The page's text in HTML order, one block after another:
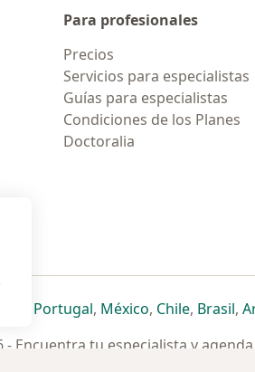
Para profesionales
Precios
Servicios para especialistas
Guías para especialistas
Condiciones de los Planes
Doctoralia
pestaña
abre en una nueva pestaña
se abre en una nueva pestaña
Portugalse abre en una nueva
, Méxicose abre en una
, Chilese abre
, Brasilse
,
Encuentra tu especialista y